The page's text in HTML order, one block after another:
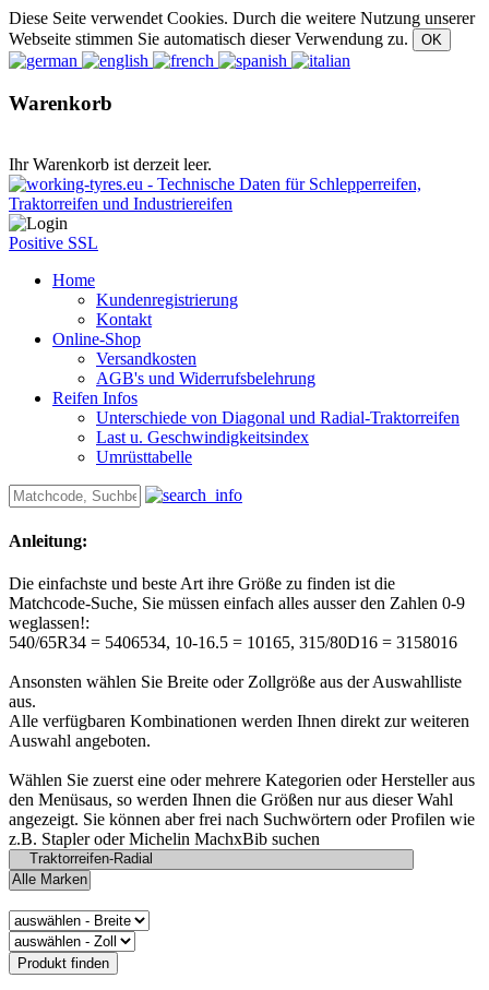
Diese Seite verwendet Cookies. Durch die weitere Nutzung unserer
Webseite stimmen Sie automatisch dieser Verwendung zu.
Warenkorb
Ihr Warenkorb ist derzeit leer.
Positive SSL
Home
Kundenregistrierung
Kontakt
Online-Shop
Versandkosten
AGB's und Widerrufsbelehrung
Reifen Infos
Unterschiede von Diagonal und Radial-Traktorreifen
Last u. Geschwindigkeitsindex
Umrüsttabelle
Anleitung:
Die einfachste und beste Art ihre Größe zu finden ist die
Matchcode-Suche, Sie müssen einfach alles ausser den Zahlen 0-9
weglassen!:
540/65R34 = 5406534, 10-16.5 = 10165, 315/80D16 = 3158016
Ansonsten wählen Sie Breite oder Zollgröße aus der Auswahlliste
aus.
Alle verfügbaren Kombinationen werden Ihnen direkt zur weiteren
Auswahl angeboten.
Wählen Sie zuerst eine oder mehrere Kategorien oder Hersteller aus
den Menüsaus, so werden Ihnen die Größen nur aus dieser Wahl
angezeigt. Sie können aber frei nach Suchwörtern oder Profilen wie
z.B. Stapler oder Michelin MachxBib suchen